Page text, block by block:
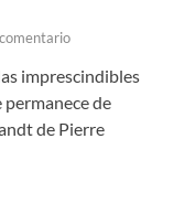
imprescindibles
permanece de
de Pierre